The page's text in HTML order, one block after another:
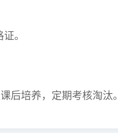
TESL资格证。
后培养，定期考核淘汰。